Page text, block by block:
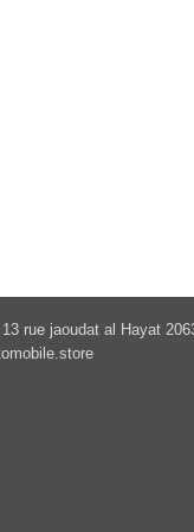
rue jaoudat al Hayat